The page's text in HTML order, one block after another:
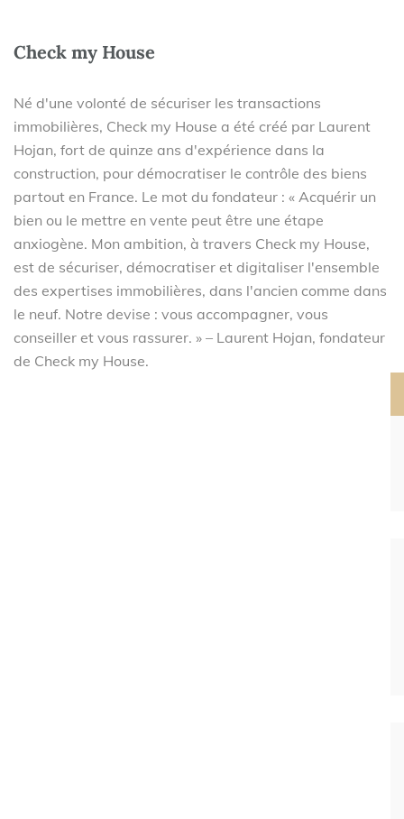
Check my House
Né d'une volonté de sécuriser les transactions
immobilières, Check my House a été créé par Laurent
Hojan, fort de quinze ans d'expérience dans la
construction, pour démocratiser le contrôle des biens
partout en France. Le mot du fondateur : « Acquérir un
bien ou le mettre en vente peut être une étape
anxiogène. Mon ambition, à travers Check my House,
est de sécuriser, démocratiser et digitaliser l'ensemble
des expertises immobilières, dans l'ancien comme dans
le neuf. Notre devise : vous accompagner, vous
conseiller et vous rassurer. » – Laurent Hojan, fondateur
de Check my House.